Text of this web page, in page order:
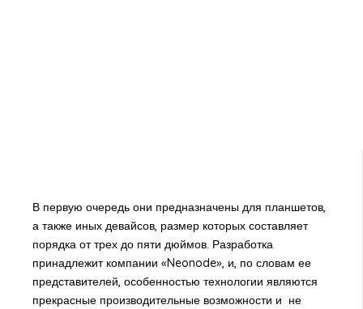
В первую очередь они предназначены для планшетов,
а также иных девайсов, размер которых составляет
порядка от трех до пяти дюймов. Разработка
принадлежит компании «Neonode», и, по словам ее
представителей, особенностью технологии являются
прекрасные производительные возможности и не